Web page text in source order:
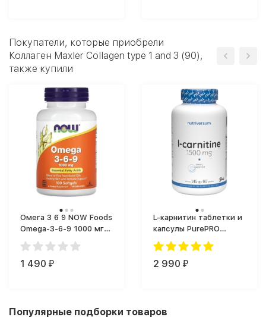
Покупатели, которые приобрели
Коллаген Maxler Collagen type 1 and 3 (90),
также купили
Омега 3 6 9 NOW Foods
Omega-3-6-9 1000 мг
(100 капс.)
1 490 ₽
L-карнитин таблетки и
капсулы PurePRO
(Nutriversum) L-
carnitine 1500 (60 таб.)
2 990 ₽
Популярные подборки товаров